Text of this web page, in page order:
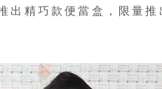
出精巧款便當盒，限量推